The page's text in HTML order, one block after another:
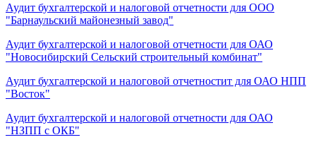
Аудит бухгалтерской и налоговой отчетности для ООО
"Барнаульский майонезный завод"
Аудит бухгалтерской и налоговой отчетности для ОАО
"Новосибирский Сельский строительный комбинат"
Аудит бухгалтерской и налоговой отчетностит для ОАО НПП
"Восток"
Аудит бухгалтерской и налоговой отчетности для ОАО
"НЗПП с ОКБ"